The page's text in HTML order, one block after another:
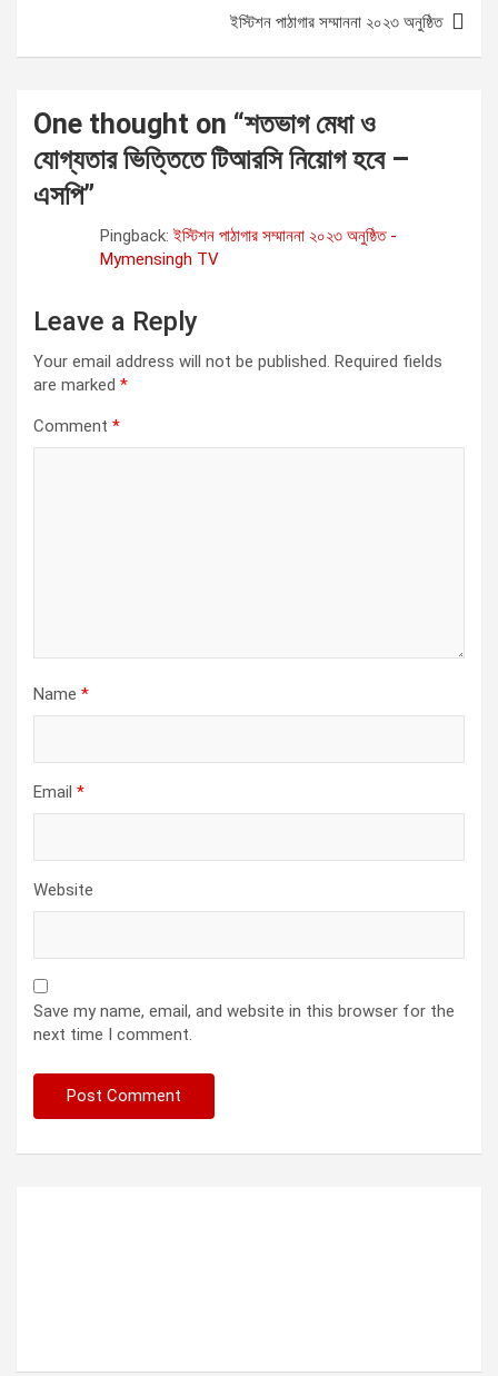
n
ইস্টিশন পাঠাগার সম্মাননা ২০২৩ অনুষ্ঠিত
One thought on “শতভাগ মেধা ও
যোগ্যতার ভিত্তিতে টিআরসি নিয়োগ হবে –
এসপি”
Pingback:ইস্টিশন পাঠাগার সম্মাননা ২০২৩ অনুষ্ঠিত -
Mymensingh TV
Leave a Reply
Your email address will not be published. Required fields
are marked *
Comment *
Name *
Email *
Website
Save my name, email, and website in this browser for the
next time I comment.